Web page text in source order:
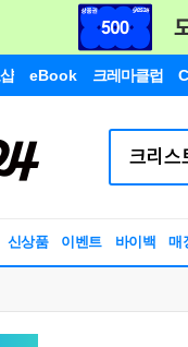
eBook 크레마클럽
신상품 이벤트 바이백 매